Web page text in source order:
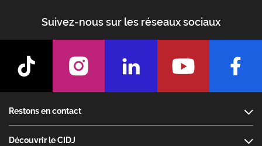
Suivez-nous sur les réseaux sociaux
Restons en contact
Découvrir le CIDJ